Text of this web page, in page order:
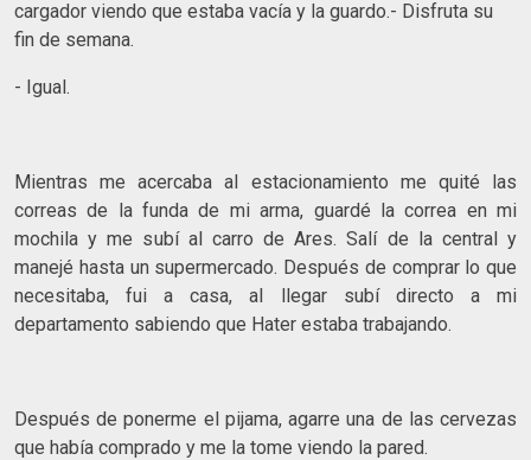
cargador viendo que estaba vacía y la guardo.- Disfruta su
fin de semana.
- Igual.
Mientras me acercaba al estacionamiento me quité las
correas de la funda de mi arma, guardé la correa en mi
mochila y me subí al carro de Ares. Salí de la central y
manejé hasta un supermercado. Después de comprar lo que
necesitaba, fui a casa, al llegar subí directo a mi
departamento sabiendo que Hater estaba trabajando.
Después de ponerme el pijama, agarre una de las cervezas
que había comprado y me la tome viendo la pared.